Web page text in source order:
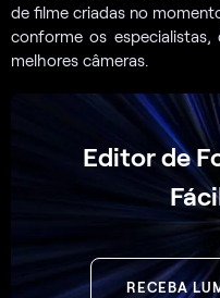
de filme criadas no
conforme os
melhores câmeras.
Editor de
RECEBA